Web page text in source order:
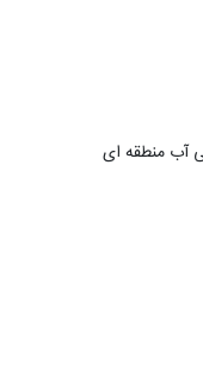
آب منطقه ای